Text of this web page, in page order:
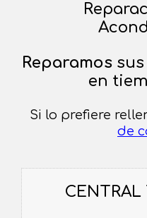
Reparamossus
en
Si lo prefiere
de